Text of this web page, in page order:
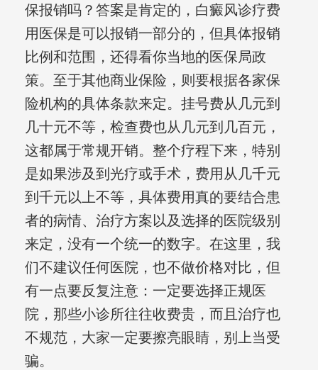
保报销吗？答案是肯定的，白癜风诊疗费
用医保是可以报销一部分的，但具体报销
比例和范围，还得看你当地的医保局政
策。至于其他商业保险，则要根据各家保
险机构的具体条款来定。挂号费从几元到
几十元不等，检查费也从几元到几百元，
这都属于常规开销。整个疗程下来，特别
是如果涉及到光疗或手术，费用从几千元
到千元以上不等，具体费用真的要结合患
者的病情、治疗方案以及选择的医院级别
来定，没有一个统一的数字。在这里，我
们不建议任何医院，也不做价格对比，但
有一点要反复注意：一定要选择正规医
院，那些小诊所往往收费贵，而且治疗也
不规范，大家一定要擦亮眼睛，别上当受
骗。